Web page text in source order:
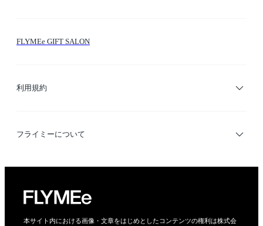
FLYMEe GIFT SALON
利用規約
利用規約
フライミーについて
会社概要
本サイト内における画像・文章をはじめとしたコンテンツの権利は株式会